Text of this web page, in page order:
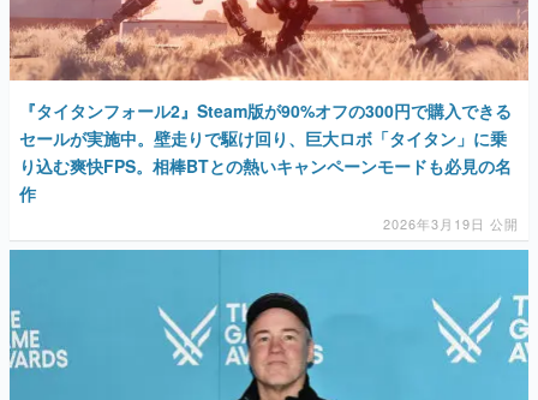
『タイタンフォール2』Steam版が90%オフの300円で購入できる
セールが実施中。壁走りで駆け回り、巨大ロボ「タイタン」に乗
り込む爽快FPS。相棒BTとの熱いキャンペーンモードも必見の名
作
2026年3月19日 公開